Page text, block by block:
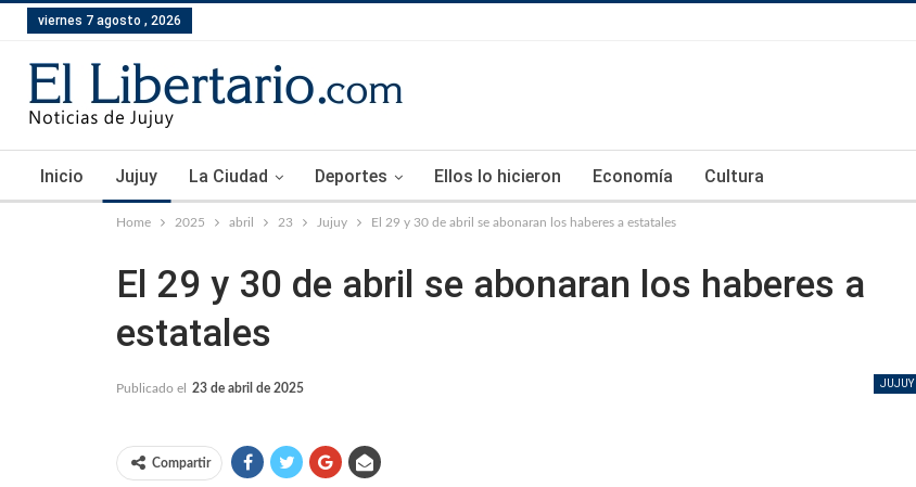
viernes 7 agosto , 2026
Inicio Jujuy La Ciudad Deportes Ellos lo hicieron Economía Cultura
Home 2025 abril 23 Jujuy El 29 y 30 de abril se abonaran los haberes a estatales
El 29 y 30 de abril se abonaran los haberes a
estatales
JUJUY
Publicado el 23 de abril de 2025
Compartir